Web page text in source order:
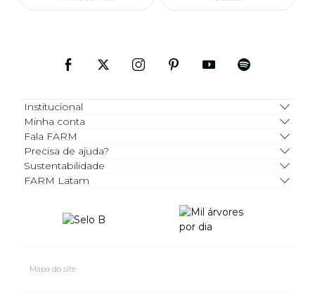
Institucional
Minha conta
Fala FARM
Precisa de ajuda?
Sustentabilidade
FARM Latam
Mapa do site